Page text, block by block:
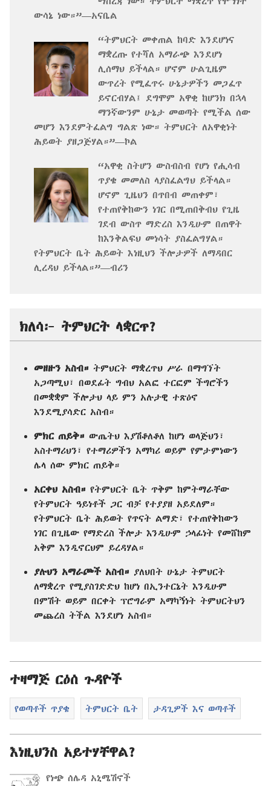
ውሳኔ ነው።”—አናቤል
“ትምህርት መቀጠል ከባድ እንደሆነና
ማቋረጡ የተሻለ አማራጭ እንደሆነ
ሊሰማህ ይችላል። ሆኖም ሁልጊዜም
ውጥረት የሚፈጥሩ ሁኔታዎችን መጋፈጥ
ይኖርብሃል፤ ደግሞም አዋቂ ከሆንክ በኋላ
ማንኛውንም ሁኔታ መወጣት የሚችል ሰው
መሆን እንደምትፈልግ ግልጽ ነው። ትምህርት ለአዋቂነት
ሕይወት ያዘጋጅሃል።”—ኮል
“አዋቂ ስትሆን ውስብስብ የሆነ የሒሳብ
ጥያቄ መመለስ ላያስፈልግህ ይችላል።
ሆኖም ጊዜህን በጥበብ መጠቀም፣
የተጠየቅከውን ነገር በሚጠበቅብህ የጊዜ
ገደብ ውስጥ ማድረስ እንዲሁም በጠዋት
ከእንቅልፍህ መነሳት ያስፈልግሃል።
የትምህርት ቤት ሕይወት እነዚህን ችሎታዎች ለማዳበር
ሊረዳህ ይችላል።”—ብሪን
ክለሳ፦ ትምህርት ላቋርጥ?
መዘዙን አስብ። ትምህርት ማቋረጥህ ሥራ በማግኘት
አጋጣሚህ፣ በወደፊት ግብህ አልፎ ተርፎም ችግሮችን
በመቋቋም ችሎታህ ላይ ምን አሉታዊ ተጽዕኖ
እንደሚያሳድር አስብ።
ምክር ጠይቅ። ውጤትህ እያሽቆለቆለ ከሆነ ወላጅህን፣
አስተማሪህን፣ የተማሪዎችን አማካሪ ወይም የምታምነውን
ሌላ ሰው ምክር ጠይቅ።
አርቀህ አስብ። የትምህርት ቤት ጥቅም ከምትማራቸው
የትምህርት ዓይነቶች ጋር ብቻ የተያያዘ አይደለም።
የትምህርት ቤት ሕይወት የጥናት ልማድ፣ የተጠየቅከውን
ነገር በጊዜው የማድረስ ችሎታ እንዲሁም ኃላፊነት የመሸከም
አቅም እንዲኖርህም ይረዳሃል።
ያሉህን አማራጮች አስብ። ያለህበት ሁኔታ ትምህርት
ለማቋረጥ የሚያስገድድህ ከሆነ በኢንተርኔት እንዲሁም
በምሽት ወይም በርቀት ፕሮግራም አማካኝነት ትምህርትህን
መጨረስ ትችል እንደሆነ አስብ።
ተዛማጅ ርዕሰ ጉዳዮች
የወጣቶች ጥያቄ ትምህርት ቤት ታዳጊዎች እና ወጣቶች
እነዚህንስ አይተሃቸዋል?
የነጭ ሰሌዳ አኒሜሽኖች